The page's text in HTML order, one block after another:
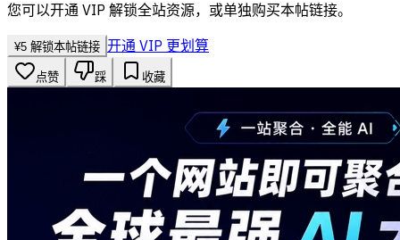
您可以开通 VIP 解锁全站资源，或单独购买本帖链接。
¥5 解锁本帖链接 开通 VIP 更划算
点赞 踩 收藏